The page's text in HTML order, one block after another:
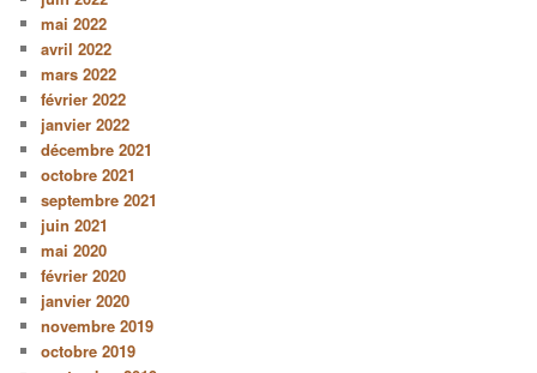
mai 2022
avril 2022
mars 2022
février 2022
janvier 2022
décembre 2021
octobre 2021
septembre 2021
juin 2021
mai 2020
février 2020
janvier 2020
novembre 2019
octobre 2019